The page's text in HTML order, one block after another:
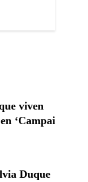
viven
‘Campai
Duque